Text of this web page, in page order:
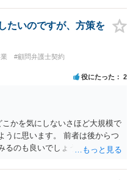
ていたケースですが、 明示的に
酬を支払うことを約してレビュ
はそれはレビュー内容について
業者による表示（広告）」と判
あくまで、自身の嗜好に基づ
規制にひっかかる可能性があ
fair_labeling/guideline/ass
の５頁（イ）、２（１）参
たいのですが、方策を
#顧問弁護士契約
役にたった 2
かを気にしないさほど大規模で
うに思います。 前者は後からつ
るのも良いでしょう。